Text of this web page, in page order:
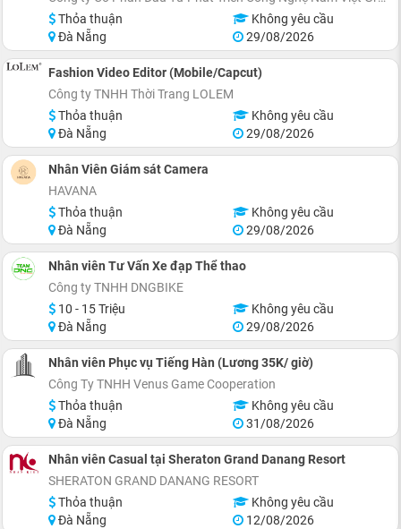
Thỏa thuận
Không yêu cầu
Đà Nẵng
29/08/2026
Fashion Video Editor (Mobile/Capcut)
Công ty TNHH Thời Trang LOLEM
Thỏa thuận
Không yêu cầu
Đà Nẵng
29/08/2026
Nhân Viên Giám sát Camera
HAVANA
Thỏa thuận
Không yêu cầu
Đà Nẵng
29/08/2026
Nhân viên Tư Vấn Xe đạp Thể thao
Công ty TNHH DNGBIKE
10 - 15 Triệu
Không yêu cầu
Đà Nẵng
29/08/2026
Nhân viên Phục vụ Tiếng Hàn (Lương 35K/ giờ)
Công Ty TNHH Venus Game Cooperation
Thỏa thuận
Không yêu cầu
Đà Nẵng
31/08/2026
Nhân viên Casual tại Sheraton Grand Danang Resort
SHERATON GRAND DANANG RESORT
Thỏa thuận
Không yêu cầu
Đà Nẵng
12/08/2026